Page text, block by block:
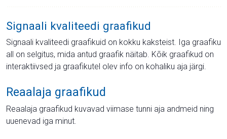
Signaali kvaliteedi graafikud
Signaali kvaliteedi graafikuid on kokku kaksteist. Iga graafiku
all on selgitus, mida antud graafik näitab. Kõik graafikud on
interaktiivsed ja graafikutel olev info on kohaliku aja järgi.
Reaalaja graafikud
Reaalaja graafikud kuvavad viimase tunni aja andmeid ning
uuenevad iga minut.